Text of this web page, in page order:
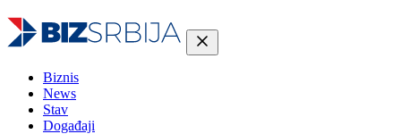
Biznis
News
Stav
Događaji